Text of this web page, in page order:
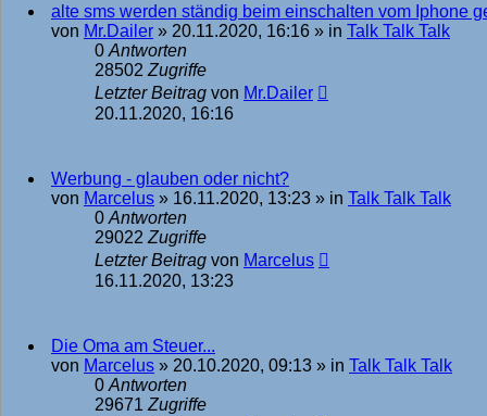
alte sms werden ständig beim einschalten vom Iphone
von Mr.Dailer » 20.11.2020, 16:16 » in Talk Talk Talk
0Antworten
28502Zugriffe
Letzter Beitrag von Mr.Dailer
20.11.2020, 16:16
Werbung - glauben oder nicht?
von Marcelus » 16.11.2020, 13:23 » in Talk Talk Talk
0Antworten
29022Zugriffe
Letzter Beitrag von Marcelus
16.11.2020, 13:23
Die Oma am Steuer...
von Marcelus » 20.10.2020, 09:13 » in Talk Talk Talk
0Antworten
29671Zugriffe